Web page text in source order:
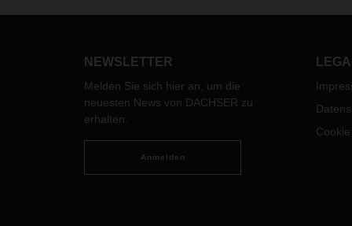
Angebot an Lebensmitteln, die im
armutsbetroffene Menschen
übrigbleibt. Mit vereinten Kräften
erschließen deshalb Tafel
Deutschland und DACHSER aktiv
eine neue Quelle: die Hersteller von
Lebensmitteln.
NEWSLETTER
Melden Sie sich hier an, um die
neuesten News von DACHSER zu
erhalten.
Anmelden